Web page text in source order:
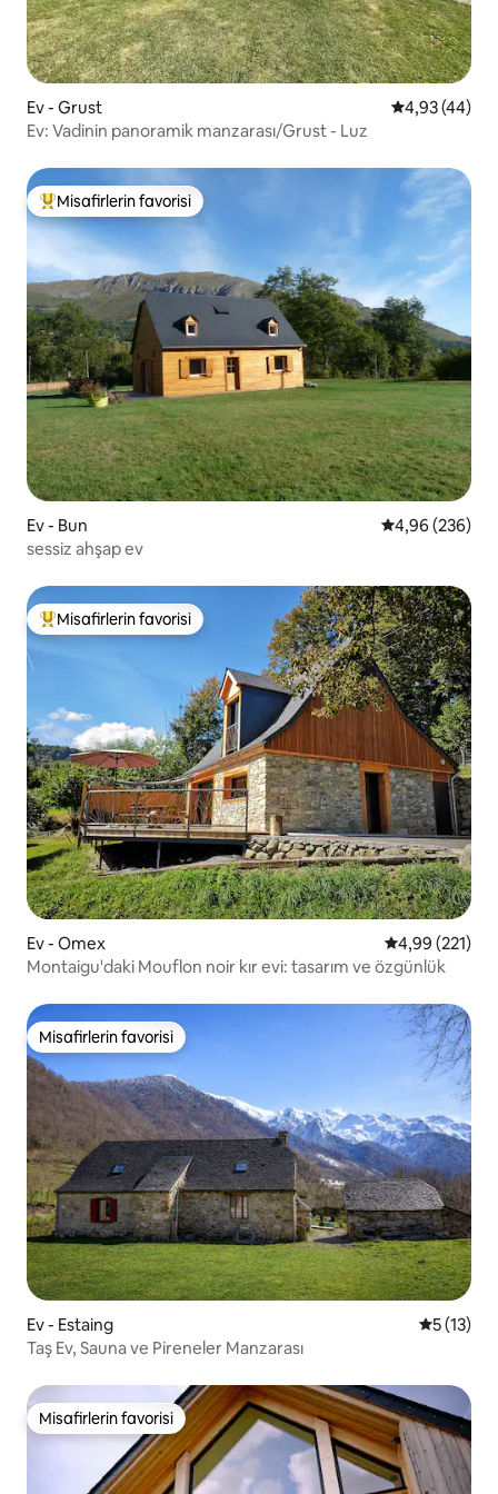
Ev - Grust 5 üzerinden
4,93 (44)
Ev: Vadinin panoramik manzarası/Grust - Luz
Misafirlerin favorilerinden en beğenilenler arasında
Misafirlerin favorisi
Ev - Bun 5 üzerinden
4,96 (236)
sessiz ahşap ev
Misafirlerin favorilerinden en beğenilenler arasında
Misafirlerin favorisi
Ev - Omex 5 üzerinden
4,99 (221)
Montaigu'daki Mouflon noir kır evi: tasarım ve özgünlük
Misafirlerin favorisi
Misafirlerin favorisi
Ev - Estaing 55 (13)
Taş Ev, Sauna ve Pireneler Manzarası
Misafirlerin favorisi
Misafirlerin favorisi